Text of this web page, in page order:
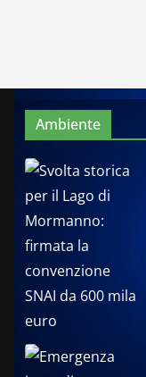
Ambiente